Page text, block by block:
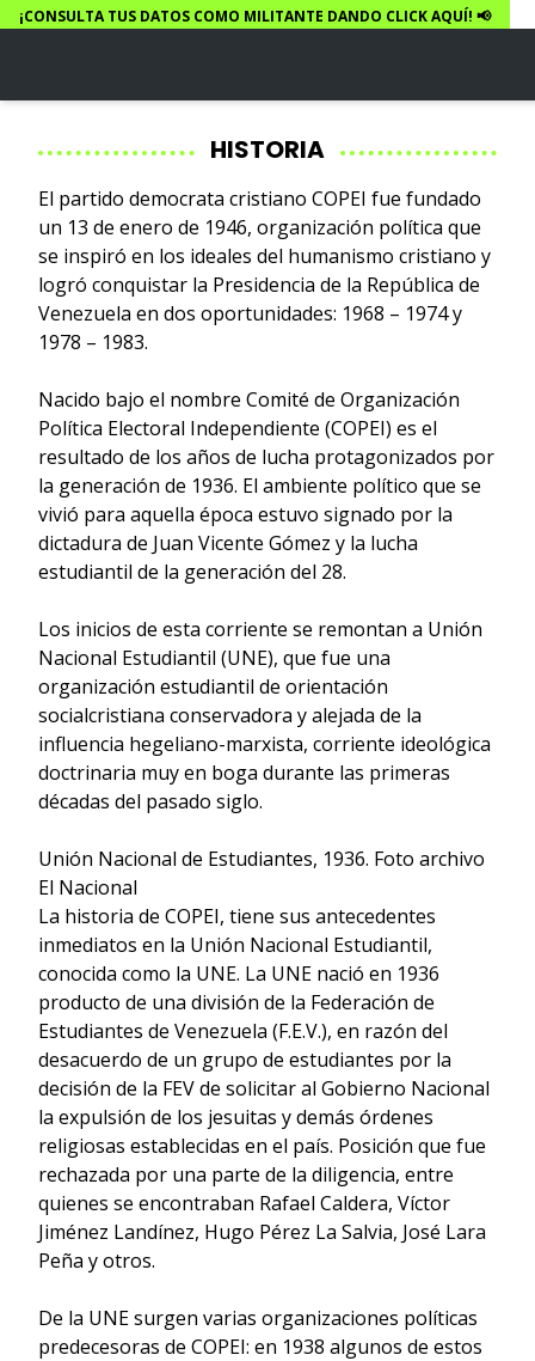
¡CONSULTA TUS DATOS COMO MILITANTE DANDO CLICK AQUÍ! 📢
HISTORIA
El partido democrata cristiano COPEI fue fundado
un 13 de enero de 1946, organización política que
se inspiró en los ideales del humanismo cristiano y
logró conquistar la Presidencia de la República de
Venezuela en dos oportunidades: 1968 – 1974 y
1978 – 1983.
Nacido bajo el nombre Comité de Organización
Política Electoral Independiente (COPEI) es el
resultado de los años de lucha protagonizados por
la generación de 1936. El ambiente político que se
vivió para aquella época estuvo signado por la
dictadura de Juan Vicente Gómez y la lucha
estudiantil de la generación del 28.
Los inicios de esta corriente se remontan a Unión
Nacional Estudiantil (UNE), que fue una
organización estudiantil de orientación
socialcristiana conservadora y alejada de la
influencia hegeliano-marxista, corriente ideológica
doctrinaria muy en boga durante las primeras
décadas del pasado siglo.
Unión Nacional de Estudiantes, 1936. Foto archivo
El Nacional
La historia de COPEI, tiene sus antecedentes
inmediatos en la Unión Nacional Estudiantil,
conocida como la UNE. La UNE nació en 1936
producto de una división de la Federación de
Estudiantes de Venezuela (F.E.V.), en razón del
desacuerdo de un grupo de estudiantes por la
decisión de la FEV de solicitar al Gobierno Nacional
la expulsión de los jesuitas y demás órdenes
religiosas establecidas en el país. Posición que fue
rechazada por una parte de la diligencia, entre
quienes se encontraban Rafael Caldera, Víctor
Jiménez Landínez, Hugo Pérez La Salvia, José Lara
Peña y otros.
De la UNE surgen varias organizaciones políticas
predecesoras de COPEI: en 1938 algunos de estos